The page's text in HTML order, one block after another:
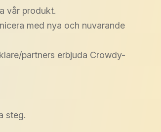
vår produkt.
med nya och nuvarande
partners erbjuda Crowdy-
steg.